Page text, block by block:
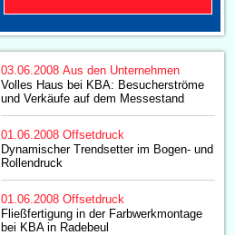
03.06.2008 Aus den Unternehmen
Volles Haus bei KBA: Besucherströme
und Verkäufe auf dem Messestand
01.06.2008 Offsetdruck
Dynamischer Trendsetter im Bogen- und
Rollendruck
01.06.2008 Offsetdruck
Fließfertigung in der Farbwerkmontage
bei KBA in Radebeul